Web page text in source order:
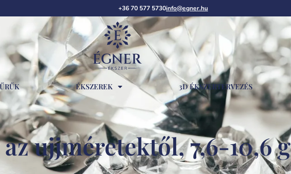
+36 70 577 5730info@egner.hu
ÉKSZEREK 3D ÉKSZERTERVEZÉS
ujjméretektől, 7,6-10,6 g